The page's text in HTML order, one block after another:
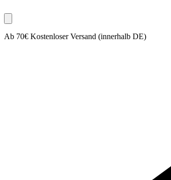
Ab 70€ Kostenloser Versand (innerhalb DE)